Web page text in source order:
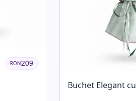
RON209
Buchet Elegant cu